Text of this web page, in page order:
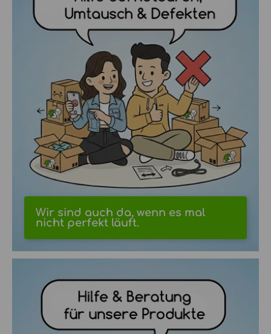
Wir sind auch da, wenn es mal
nicht perfekt läuft.